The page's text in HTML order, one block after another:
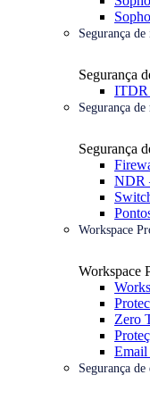
Segurança
Segurança
ITDR
Segurança
Segurança
NDR
Workspace
Workspace
Zero
Email
Segurança